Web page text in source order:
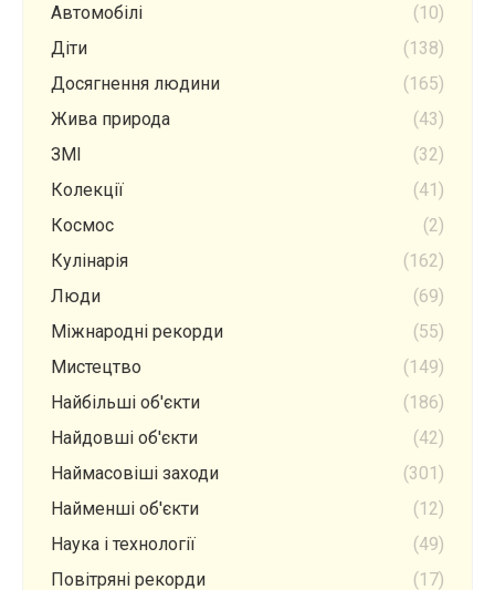
Автомобілі
(10)
Діти
(138)
Досягнення людини
(165)
Жива природа
(43)
ЗМІ
(32)
Колекції
(41)
Космос
(2)
Кулінарія
(162)
Люди
(69)
Міжнародні рекорди
(55)
Мистецтво
(149)
Найбільші об'єкти
(186)
Найдовші об'єкти
(42)
Наймасовіші заходи
(301)
Найменші об'єкти
(12)
Наука і технології
(49)
Повітряні рекорди
(17)